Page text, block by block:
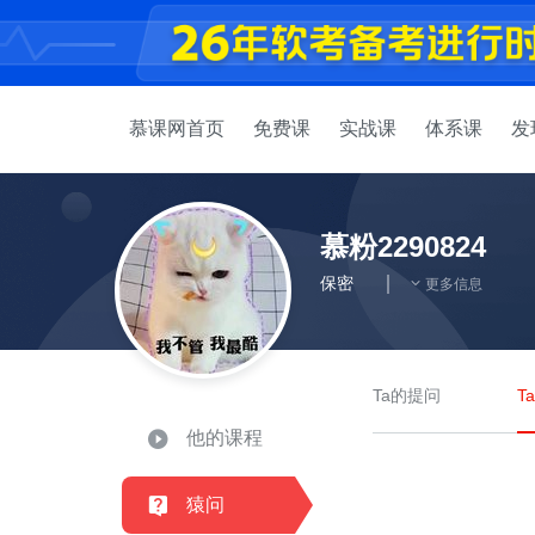
慕课网首页 免费课 实战课 体系课 发
慕粉2290824
保密 更多信息
他的课程
猿问
Ta的提问